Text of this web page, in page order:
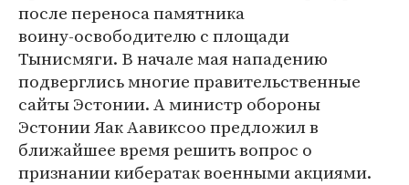
после переноса памятника
воину-освободителю с площади
Тынисмяги. В начале мая нападению
подверглись многие правительственные
сайты Эстонии. А министр обороны
Эстонии Яак Аавиксоо предложил в
ближайшее время решить вопрос о
признании кибератак военными акциями.